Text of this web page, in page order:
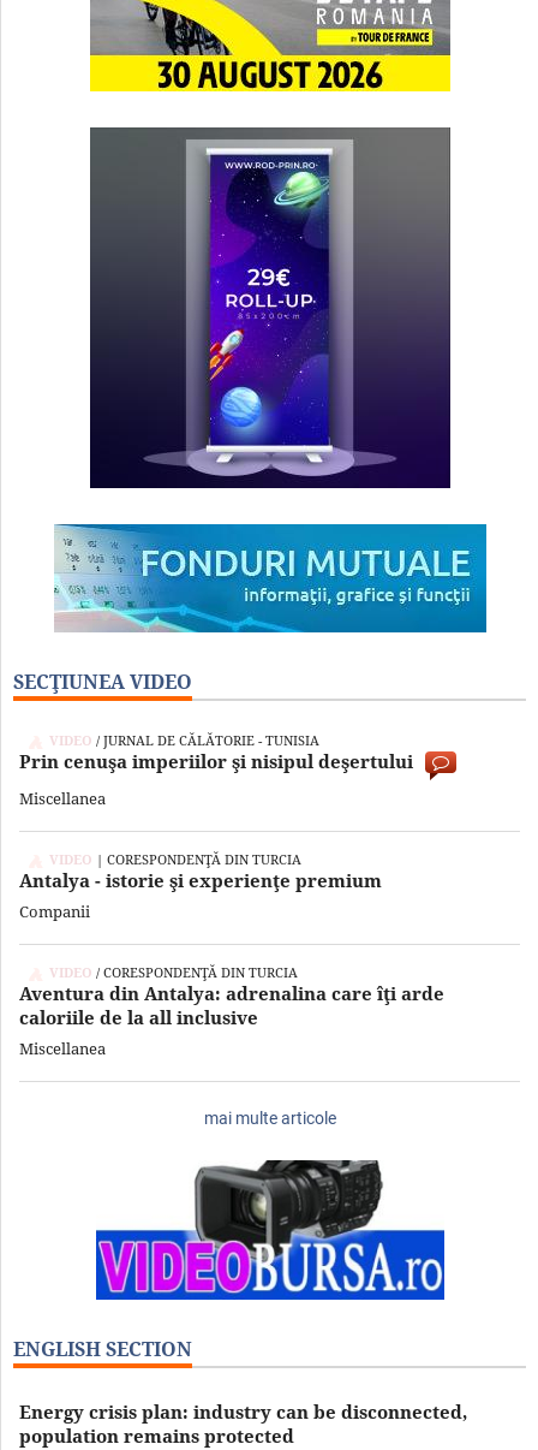
SECŢIUNEA VIDEO
VIDEO / JURNAL DE CĂLĂTORIE - TUNISIA
Prin cenuşa imperiilor şi nisipul deşertului
Miscellanea
VIDEO | CORESPONDENŢĂ DIN TURCIA
Antalya - istorie şi experienţe premium
Companii
VIDEO / CORESPONDENŢĂ DIN TURCIA
Aventura din Antalya: adrenalina care îţi arde
caloriile de la all inclusive
Miscellanea
mai multe articole
ENGLISH SECTION
Energy crisis plan: industry can be disconnected,
population remains protected